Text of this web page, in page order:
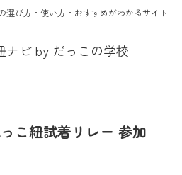
選び方・使い方・おすすめがわかるサイト
ビ by だっこの学校
こ紐試着リレー 参加